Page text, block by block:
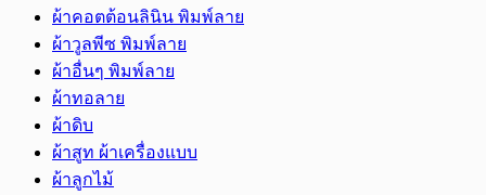
ผ้าคอตต้อนลินิน พิมพ์ลาย
ผ้าวูลพีซ พิมพ์ลาย
ผ้าอื่นๆ พิมพ์ลาย
ผ้าทอลาย
ผ้าดิบ
ผ้าสูท ผ้าเครื่องแบบ
ผ้าลูกไม้